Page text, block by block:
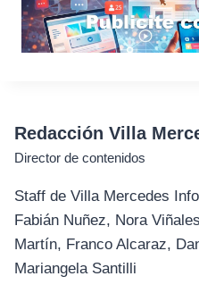
Redacción Villa
Director de contenidos
Staff de Villa Mercedes
Fabián Nuñez, Nora
Martín, Franco Alcaraz,
Mariangela Santilli